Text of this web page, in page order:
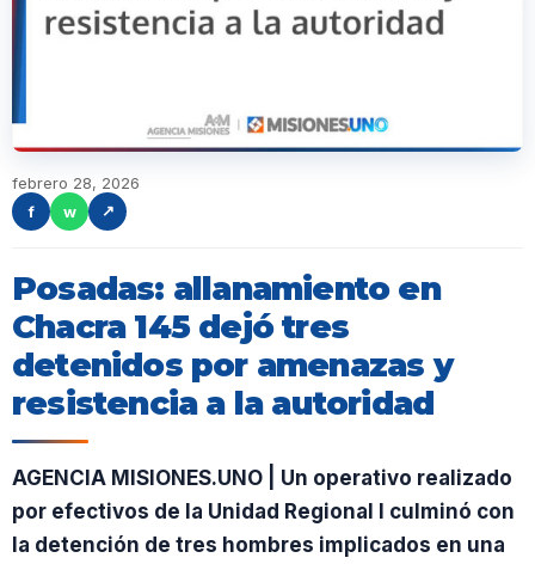
febrero 28, 2026
f
w ↗
Posadas: allanamiento en
Chacra 145 dejó tres
detenidos por amenazas y
resistencia a la autoridad
AGENCIA MISIONES.UNO | Un operativo realizado
por efectivos de la Unidad Regional I culminó con
la detención de tres hombres implicados en una